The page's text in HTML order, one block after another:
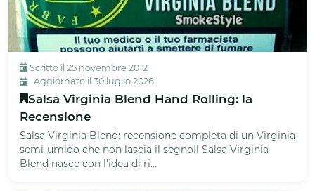
Scritto il 25 novembre 2012
Aggiornato il 30 luglio 2026
Salsa Virginia Blend Hand Rolling: la
Recensione
Salsa Virginia Blend: recensione completa di un Virginia
semi-umido che non lascia il segnoIl Salsa Virginia
Blend nasce con l’idea di ri...